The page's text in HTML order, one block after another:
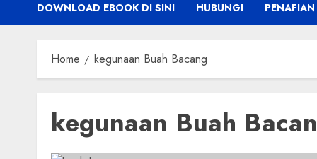
DOWNLOAD EBOOK DI SINI HUBUNGI PENAFIAN
Home kegunaan Buah Bacang
kegunaan Buah